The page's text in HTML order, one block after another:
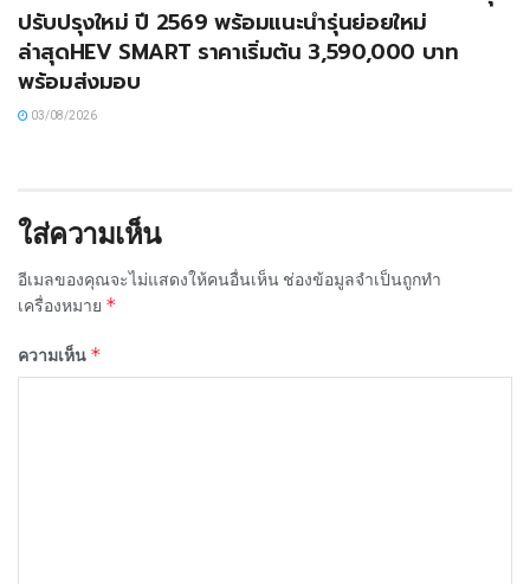
ปรับปรุงใหม่ ปี 2569 พร้อมแนะนำรุ่นย่อยใหม่
ล่าสุดHEV SMART ราคาเริ่มต้น 3,590,000 บาท
พร้อมส่งมอบ
03/08/2026
ใส่ความเห็น
อีเมลของคุณจะไม่แสดงให้คนอื่นเห็น ช่องข้อมูลจำเป็นถูกทำ
เครื่องหมาย *
ความเห็น *